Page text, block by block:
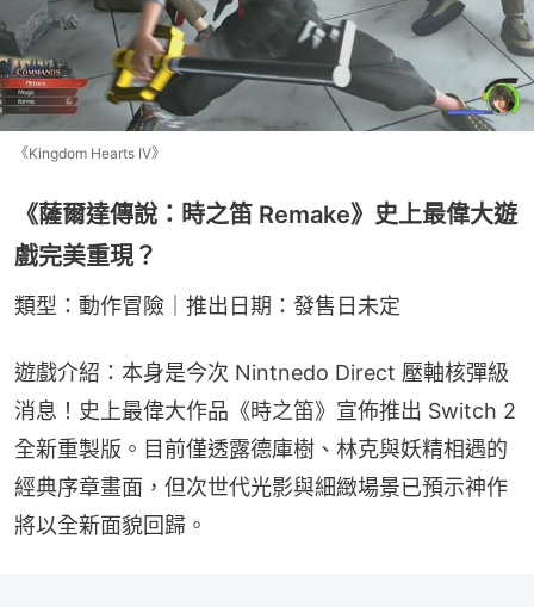
《Kingdom Hearts IV》
《薩爾達傳說：時之笛 Remake》史上最偉大遊
戲完美重現？
類型：動作冒險｜推出日期：發售日未定
遊戲介紹：本身是今次 Nintnedo Direct 壓軸核彈級
消息！史上最偉大作品《時之笛》宣佈推出 Switch 2
全新重製版。目前僅透露德庫樹、林克與妖精相遇的
經典序章畫面，但次世代光影與細緻場景已預示神作
將以全新面貌回歸。